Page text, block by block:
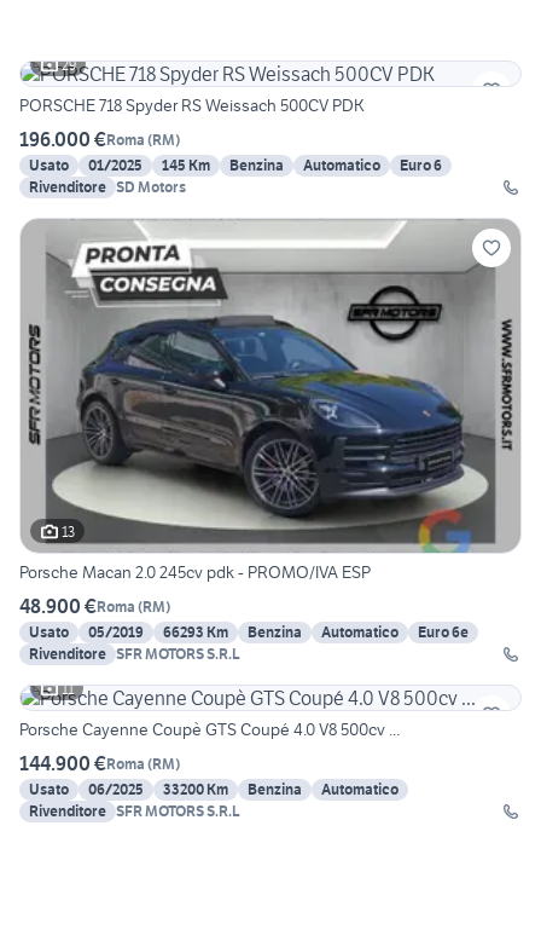
29
PORSCHE 718 Spyder RS Weissach 500CV PDK
196.000 €Roma (RM)
Usato
01/2025 145 Km Benzina Automatico
Euro 6
Rivenditore SD Motors
13
Porsche Macan 2.0 245cv pdk - PROMO/IVA ESP
48.900 €Roma (RM)
Usato
05/2019 66293 Km Benzina Automatico
Euro 6e
Rivenditore SFR MOTORS S.R.L
11
Porsche Cayenne Coupè GTS Coupé 4.0 V8 500cv ...
144.900 €Roma (RM)
Usato
06/2025 33200 Km Benzina
Automatico
Rivenditore SFR MOTORS S.R.L